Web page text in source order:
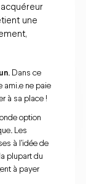
une
. Dans ce
ami.e ne paie
à sa place !
option
Les
à l’idée de
plupart du
à payer